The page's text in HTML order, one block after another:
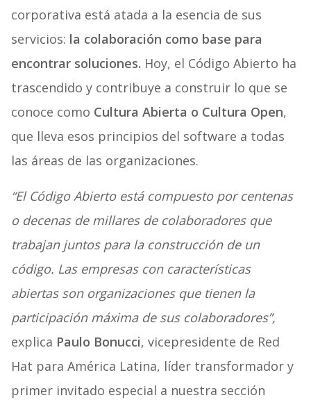
corporativa está atada a la esencia de sus
servicios: la colaboración como base para
encontrar soluciones. Hoy, el Código Abierto ha
trascendido y contribuye a construir lo que se
conoce como Cultura Abierta o Cultura Open,
que lleva esos principios del software a todas
las áreas de las organizaciones.
“El Código Abierto está compuesto por centenas
o decenas de millares de colaboradores que
trabajan juntos para la construcción de un
código. Las empresas con características
abiertas son organizaciones que tienen la
participación máxima de sus colaboradores”,
explica Paulo Bonucci, vicepresidente de Red
Hat para América Latina, líder transformador y
primer invitado especial a nuestra sección